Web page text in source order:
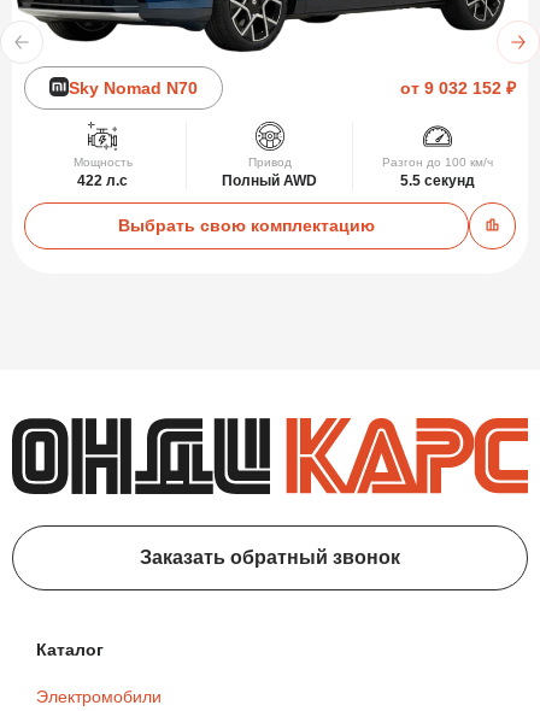
Sky Nomad N70 от 9 032 152 ₽
Мощность
422 л.с
Привод
Полный AWD
Разгон до 100 км/ч
5.5 секунд
Выбрать свою комплектацию
Заказать обратный звонок
Каталог
Электромобили